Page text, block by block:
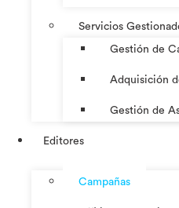
Servicios
Gestión de
Adquisición
Gestión de
Editores
Campañas